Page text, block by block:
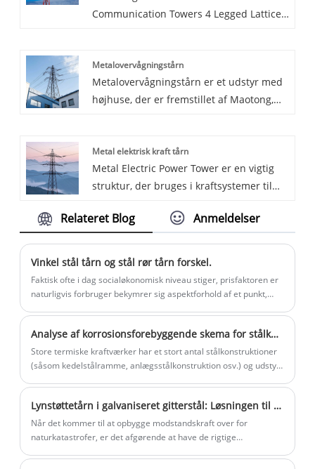
vindmodstand.
Communication Towers 4 Legged Lattice
Metalovervågningstårn
Metalovervågningstårn er et udstyr med
højhuse, der er fremstillet af Maotong,
Metal Monitoring Tower er et udstyr af
tårn-type med flere funktioner udviklet af
Maotongs professionelle teknikere.
Metal elektrisk kraft tårn
Metal Electric Power Tower er en vigtig
struktur, der bruges i kraftsystemer til
kraftledninger. Maotong har mange års
Power Towers. Metal elektriske krafttårne
​​bruges i forskellige kraftsystemer til at
understøtte højspændings- eller
ultrahøjtspændingstransmissionslinjer
for at sikre, at strømoverførslenes
sikkerhed og stabilitet.
Relateret Blog Anmeldelser
Vinkel stål tårn og stål rør tårn forskel.
Faktisk ofte i dag socialøkonomisk niveau stiger, prisfaktoren er
naturligvis forbruger bekymrer sig aspektforhold af et punkt,
Analyse af korrosionsforebyggende skema for stålkonstruktion i kystkraftværk
Store termiske kraftværker har et stort antal stålkonstruktioner
(såsom kedelstålramme, anlægsstålkonstruktion osv.) og udstyr,
Lynstøttetårn i galvaniseret gitterstål: Løsningen til at opbygge modstandskraft
Når det kommer til at opbygge modstandskraft over for
naturkatastrofer, er det afgørende at have de rigtige